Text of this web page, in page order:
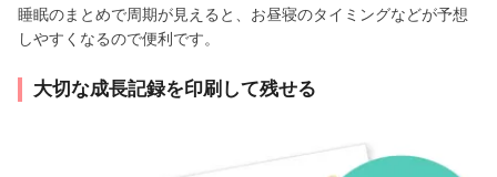
睡眠のまとめで周期が見えると、お昼寝のタイミングなどが予想
しやすくなるので便利です。
大切な成長記録を印刷して残せる